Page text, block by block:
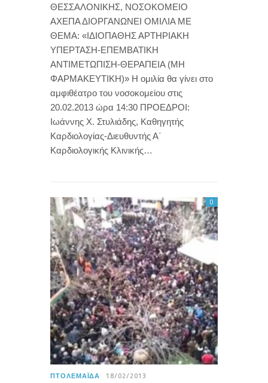
ΘΕΣΣΑΛΟΝΙΚΗΣ, ΝΟΣΟΚΟΜΕΙΟ
ΑΧΕΠΑ ΔΙΟΡΓΑΝΩΝΕΙ ΟΜΙΛΙΑ ΜΕ
ΘΕΜΑ: «ΙΔΙΟΠΑΘΗΣ ΑΡΤΗΡΙΑΚΗ
ΥΠΕΡΤΑΣΗ-ΕΠΕΜΒΑΤΙΚΗ
ΑΝΤΙΜΕΤΩΠΙΣΗ-ΘΕΡΑΠΕΙΑ (ΜΗ
ΦΑΡΜΑΚΕΥΤΙΚΗ)» Η ομιλία θα γίνει στο
αμφιθέατρο του νοσοκομείου στις
20.02.2013 ώρα 14:30 ΠΡΟΕΔΡΟΙ:
Ιωάννης Χ. Στυλιάδης, Καθηγητής
Καρδιολογίας-Διευθυντής Α΄
Καρδιολογικής Κλινικής…
ΠΤΟΛΕΜΑΪ́ΔΑ 18/02/2013
0